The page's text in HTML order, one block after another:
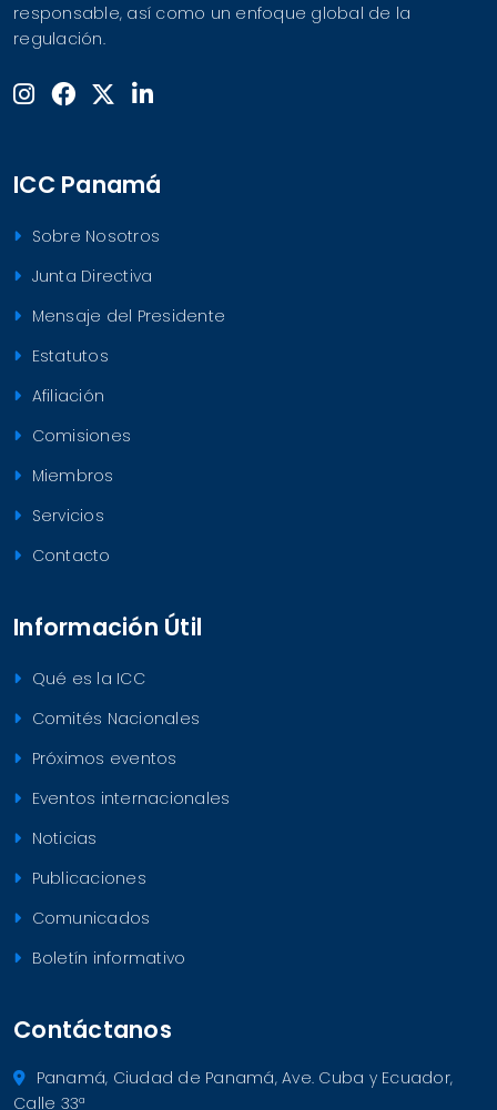
responsable, así como un enfoque global de la
regulación.
ICC Panamá
Sobre Nosotros
Junta Directiva
Mensaje del Presidente
Estatutos
Afiliación
Comisiones
Miembros
Servicios
Contacto
Información Útil
Qué es la ICC
Comités Nacionales
Próximos eventos
Eventos internacionales
Noticias
Publicaciones
Comunicados
Boletín informativo
Contáctanos
Panamá, Ciudad de Panamá, Ave. Cuba y Ecuador,
Calle 33ª